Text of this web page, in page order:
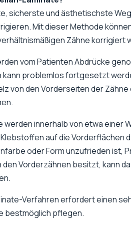
sicherste und ästhetischste
Mit dieser Methode
Zähne korrigiert
vom Patienten Abdrücke
kann problemlos fortgesetzt
von den Vorderseiten der
werden innerhalb von etwa einer
auf die Vorderflächen
oder Form unzufrieden ist,
den Vorderzähnen besitzt, kann
Verfahren erfordert einen
bestmöglich pflegen.